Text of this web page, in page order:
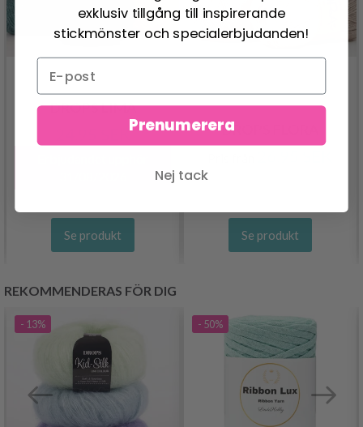
DROPS LIMA
24.95 SEK
Se produkt
DROPS FLORA
Se produkt
REKOMMENDERAS FÖR DIG
- 13% - 50%
exklusiv tillgång till inspirerande
stickmönster och specialerbjudanden!
Prenumerera
Nej tack